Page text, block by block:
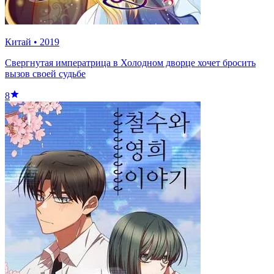
Китай • 2019
Свергнутая императрица в Холодном дворце хочет бросить
вызов своей судьбе
8